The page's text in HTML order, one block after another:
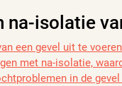
na-isolatie
een gevel uit te
met na-isolatie,
in de